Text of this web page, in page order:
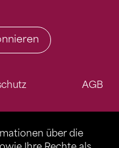
über die
AGB